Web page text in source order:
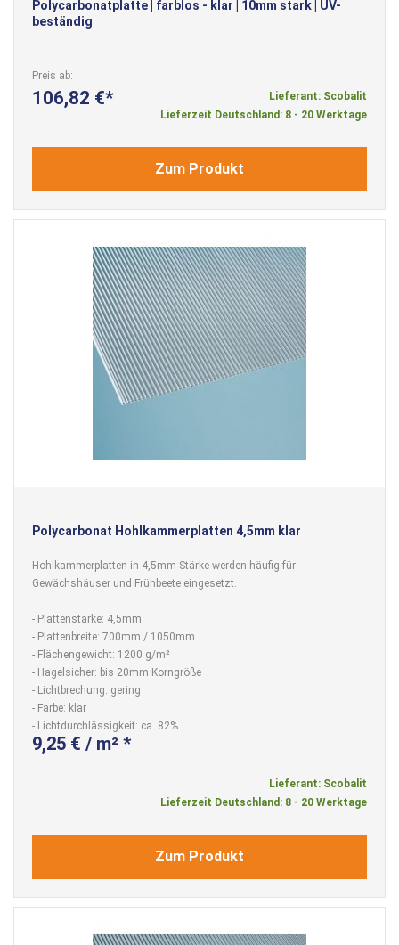
Polycarbonatplatte | farblos - klar | 10mm stark | UV-
beständig
Preis ab
106,82 €
Lieferant: Scobalit
Lieferzeit Deutschland: 8 - 20 Werktage
Zum Produkt
Polycarbonat Hohlkammerplatten 4,5mm klar
Hohlkammerplatten in 4,5mm Stärke werden häufig für
Gewächshäuser und Frühbeete eingesetzt.
- Plattenstärke: 4,5mm
- Plattenbreite: 700mm / 1050mm
- Flächengewicht: 1200 g/m²
- Hagelsicher: bis 20mm Korngröße
- Lichtbrechung: gering
- Farbe: klar
- Lichtdurchlässigkeit: ca. 82%
9,25 € / m² *
Lieferant: Scobalit
Lieferzeit Deutschland: 8 - 20 Werktage
Zum Produkt